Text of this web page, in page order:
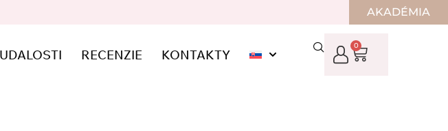
AKADÉMIA
UDALOSTI RECENZIE KONTAKTY
0